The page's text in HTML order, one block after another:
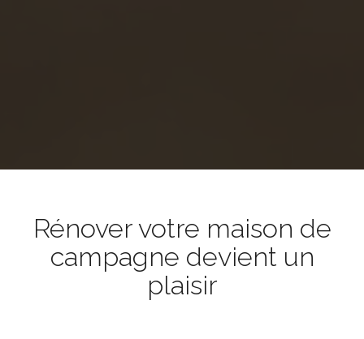
Rénover votre maison de
campagne devient un
plaisir